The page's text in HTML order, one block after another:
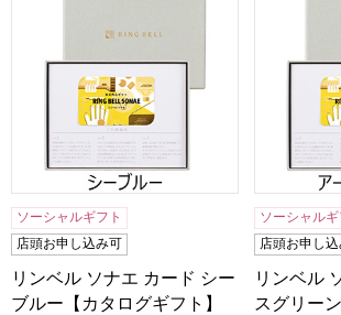
ソーシャルギフト
店頭お申し込み可
リンベル ソナエ カード シー
ブルー【カタログギフト】
ソーシャルギ
店頭お申し
リンベル
スグリー